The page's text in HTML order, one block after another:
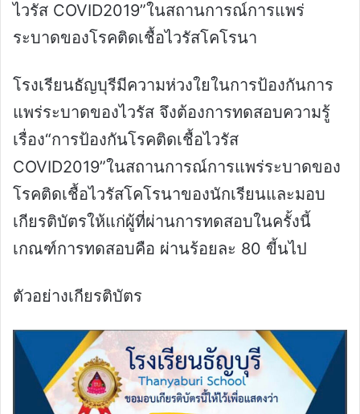
ไวรัส COVID2019”ในสถานการณ์การแพร่
ระบาดของโรคติดเชื้อไวรัสโคโรนา
โรงเรียนธัญบุรีมีความห่วงใยในการป้องกันการ
แพร่ระบาดของไวรัส จึงต้องการทดสอบความรู้
เรื่อง“การป้องกันโรคติดเชื้อไวรัส
COVID2019”ในสถานการณ์การแพร่ระบาดของ
โรคติดเชื้อไวรัสโคโรนาของนักเรียนและมอบ
เกียรติบัตรให้แก่ผู้ที่ผ่านการทดสอบในครั้งนี้
เกณฑ์การทดสอบคือ ผ่านร้อยละ 80 ขี้นไป
ตัวอย่างเกียรติบัตร